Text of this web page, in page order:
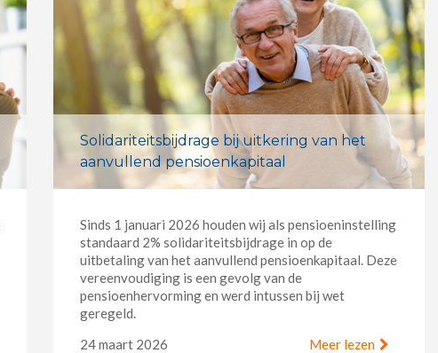
Solidariteitsbijdrage bij uitkering van het
aanvullend pensioenkapitaal
Sinds 1 januari 2026 houden wij als pensioeninstelling
standaard 2% solidariteitsbijdrage in op de
uitbetaling van het aanvullend pensioenkapitaal. Deze
vereenvoudiging is een gevolg van de
pensioenhervorming en werd intussen bij wet
geregeld.
24 maart 2026
Meer lezen